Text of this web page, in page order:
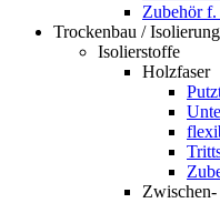
Zubehör
Trockenbau / Isolierung
Isolierstoffe
Holzfaser
Zwischen-